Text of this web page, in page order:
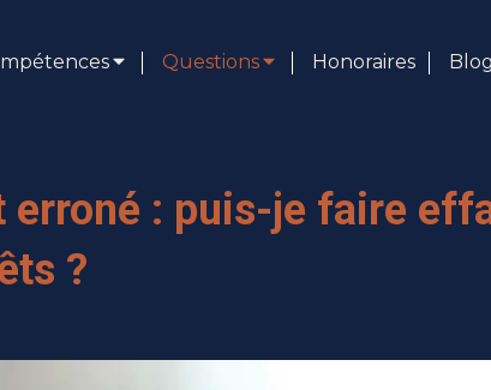
Questions Honoraires Blog
erroné : puis-je faire
?